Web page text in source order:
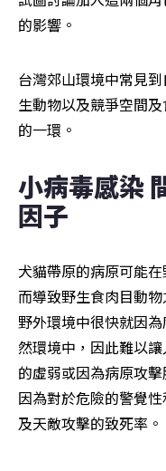
的影響。
台灣郊山環境中常見
生動物以及競爭空間
的一環。
小病毒感染
因子
犬貓帶原的病原可能
而導致野生食肉目動
野外環境中很快就因
然環境中，因此難以
的虛弱或因為病原攻
因為對於危險的警覺
及天敵攻擊的致死率。